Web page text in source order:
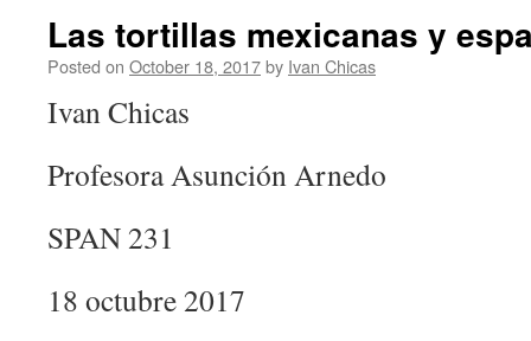
Las tortillas mexicanas y
Posted on October 18, 2017by Ivan Chicas
Ivan Chicas
Profesora Asunción Arnedo
SPAN 231
18 octubre 2017